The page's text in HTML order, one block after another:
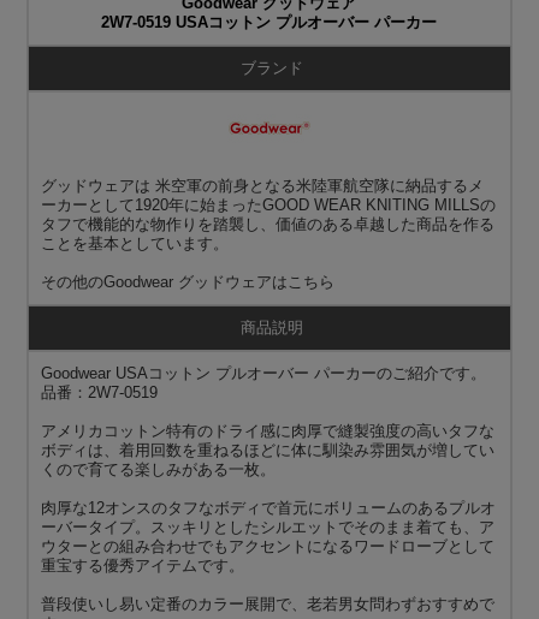
2W7-0519 USAコットン プルオーバー パーカー
ブランド
グッドウェアは 米空軍の前身となる米陸軍航空隊に納品するメ
ーカーとして1920年に始まったGOOD WEAR KNITING MILLSの
タフで機能的な物作りを踏襲し、価値のある卓越した商品を作る
ことを基本としています。
その他のGoodwear グッドウェアはこちら
商品説明
Goodwear USAコットン プルオーバー パーカーのご紹介です。
品番：2W7-0519
アメリカコットン特有のドライ感に肉厚で縫製強度の高いタフな
ボディは、着用回数を重ねるほどに体に馴染み雰囲気が増してい
くので育てる楽しみがある一枚。
肉厚な12オンスのタフなボディで首元にボリュームのあるプルオ
ーバータイプ。スッキリとしたシルエットでそのまま着ても、ア
ウターとの組み合わせでもアクセントになるワードローブとして
重宝する優秀アイテムです。
普段使いし易い定番のカラー展開で、老若男女問わずおすすめで